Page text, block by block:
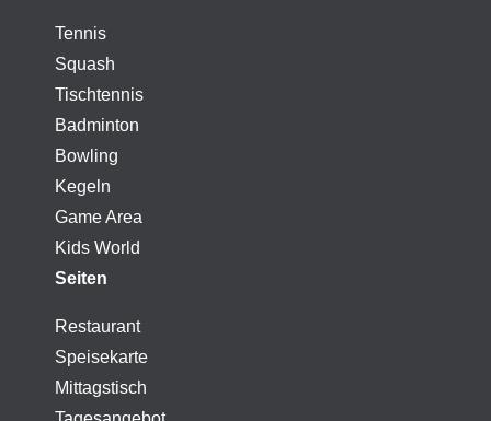
Tennis
Squash
Tischtennis
Badminton
Bowling
Kegeln
Game Area
Kids World
Seiten
Restaurant
Speisekarte
Mittagstisch